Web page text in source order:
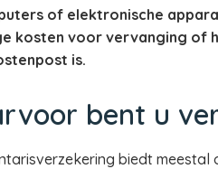
of elektronische
kosten voor vervanging of
is.
bent u
biedt